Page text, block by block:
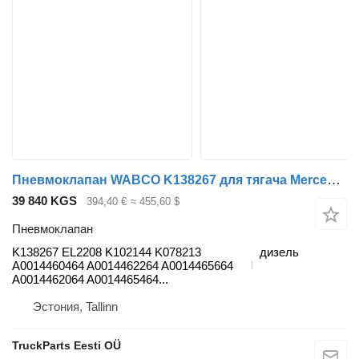
Пневмоклапан WABCO K138267 для тягача Mercedes-Benz Actros MP4 Antos Arocs (2012-)
39 840 KGS 394,40 € ≈ 455,60 $
Пневмоклапан
K138267 EL2208 K102144 K078213
A0014460464 A0014462264 A0014465664
A0014462064 A0014465464...
дизель
Эстония, Tallinn
TruckParts Eesti OÜ